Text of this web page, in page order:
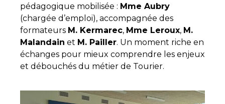
pédagogique mobilisée : Mme Aubry
(chargée d’emploi), accompagnée des
formateurs M. Kermarec, Mme Leroux, M.
Malandain et M. Pailler. Un moment riche en
échanges pour mieux comprendre les enjeux
et débouchés du métier de Tourier.